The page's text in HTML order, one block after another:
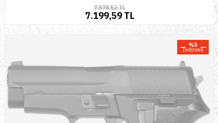
7.578,52 TL
7.199,59 TL
%5
Indirimli